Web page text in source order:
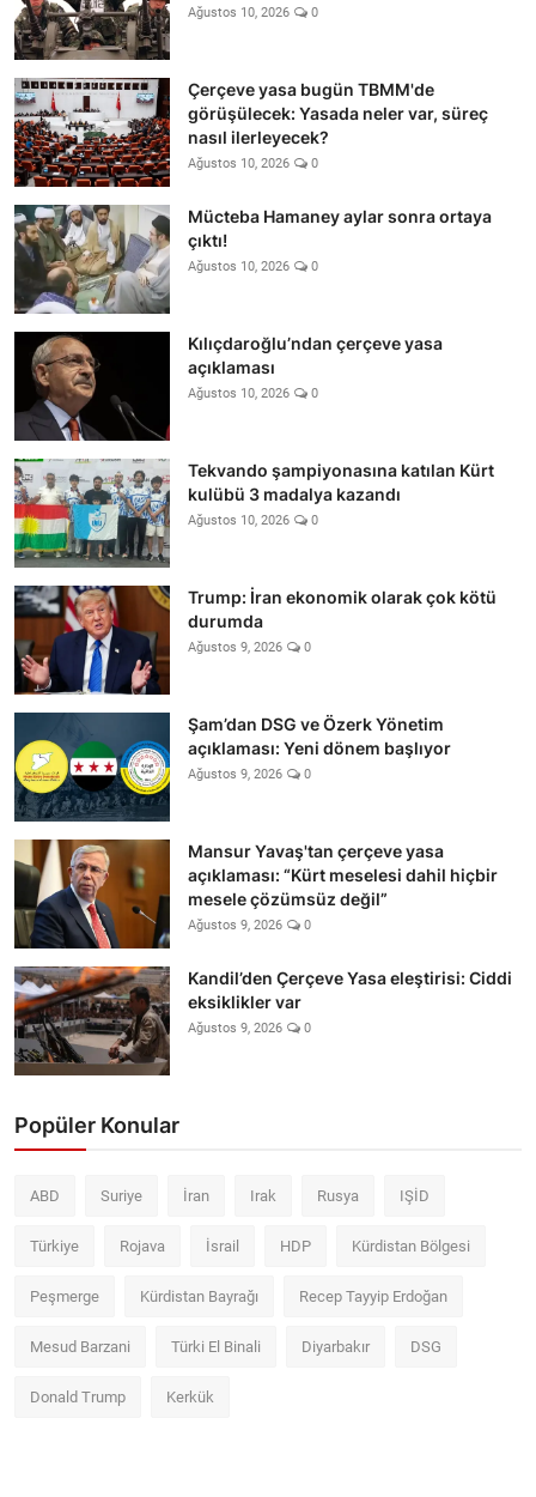
Ağustos 10, 2026 0
Çerçeve yasa bugün TBMM'de
görüşülecek: Yasada neler var, süreç
nasıl ilerleyecek?
Ağustos 10, 2026 0
Mücteba Hamaney aylar sonra ortaya
çıktı!
Ağustos 10, 2026 0
Kılıçdaroğlu’ndan çerçeve yasa
açıklaması
Ağustos 10, 2026 0
Tekvando şampiyonasına katılan Kürt
kulübü 3 madalya kazandı
Ağustos 10, 2026 0
Trump: İran ekonomik olarak çok kötü
durumda
Ağustos 9, 2026 0
Şam’dan DSG ve Özerk Yönetim
açıklaması: Yeni dönem başlıyor
Ağustos 9, 2026 0
Mansur Yavaş'tan çerçeve yasa
açıklaması: “Kürt meselesi dahil hiçbir
mesele çözümsüz değil”
Ağustos 9, 2026 0
Kandil’den Çerçeve Yasa eleştirisi: Ciddi
eksiklikler var
Ağustos 9, 2026 0
Popüler Konular
ABD Suriye İran Irak Rusya IŞİD
Türkiye Rojava İsrail HDP Kürdistan Bölgesi
Peşmerge Kürdistan Bayrağı Recep Tayyip Erdoğan
Mesud Barzani Türki El Binali Diyarbakır DSG
Donald Trump Kerkük